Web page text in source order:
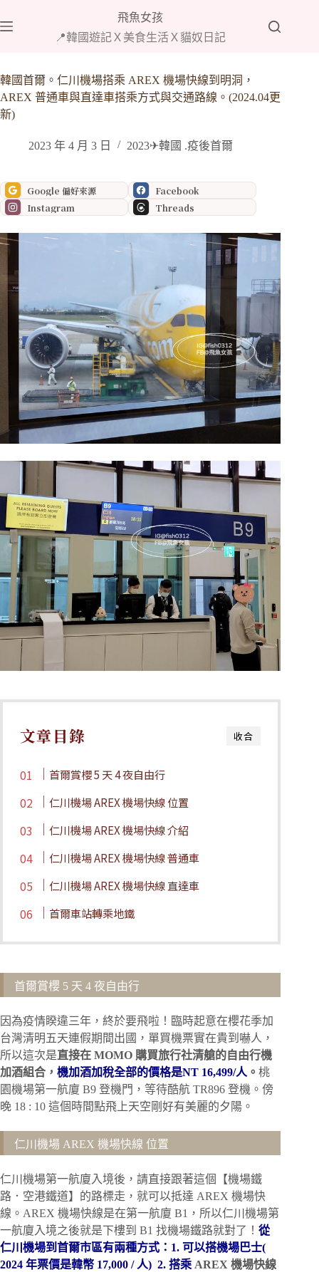
至
內
容
飛魚女孩
📍韓國遊記Ｘ美食生活Ｘ貓奴日記
韓國首爾。仁川機場搭乘 AREX 機場快線到明洞，
AREX 普通車與直達車搭乘方式與交通路線。(2024.04更
新)
2023 年 4 月 3 日 2023✈韓國 .疫後首爾
Google 偏好來源
Facebook
Instagram
Threads
收合
文章目錄
首爾賞櫻 5 天 4 夜自由行
仁川機場 AREX 機場快線 位置
仁川機場 AREX 機場快線 介紹
仁川機場 AREX 機場快線 普通車
仁川機場 AREX 機場快線 直達車
首爾車站轉乘地鐵
首爾賞櫻 5 天 4 夜自由行
因為疫情睽違三年，終於要飛啦！臨時起意在櫻花季加
台灣清明五天連假期間出國，單買機票實在貴到嚇人，
所以這次是直接在 MOMO 購買旅行社清艙的自由行機
加酒組合， 機加酒加稅全部的價格是NT 16,499/人。 桃
園機場第一航廈 B9 登機門，等待酷航 TR896 登機。傍
晚 18 : 10 這個時間點飛上天空剛好有美麗的夕陽。
仁川機場 AREX 機場快線 位置
仁川機場第一航廈入境後，請直接跟著這個【機場鐵
路．空港鐵道】的路標走，就可以抵達 AREX 機場快
線。AREX 機場快線是在第一航廈 B1，所以仁川機場第
一航廈入境之後就是下樓到 B1 找機場鐵路就對了！ 從
仁川機場到首爾市區有兩種方式：1. 可以搭機場巴士(
2024 年票價是韓幣 17,000 / 人) 2. 搭乘AREX 機場快線